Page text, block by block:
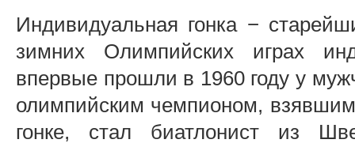
Индивидуальная гонка −
зимних Олимпийских играх
впервые прошли в 1960 году у
олимпийским чемпионом,
гонке, стал биатлонист из